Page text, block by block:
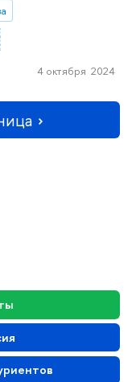
4 октября 2024